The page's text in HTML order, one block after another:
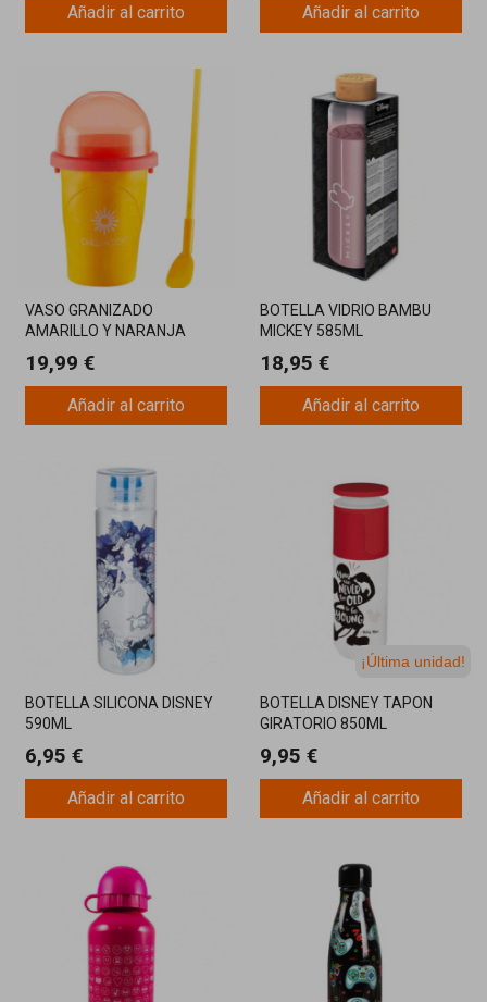
Añadir al carrito Añadir al carrito
VASO GRANIZADO
AMARILLO Y NARANJA
19,99 €
Añadir al carrito
BOTELLA VIDRIO BAMBU
MICKEY 585ML
18,95 €
Añadir al carrito
BOTELLA SILICONA DISNEY
590ML
6,95 €
Añadir al carrito
¡Última unidad!
BOTELLA DISNEY TAPON
GIRATORIO 850ML
9,95 €
Añadir al carrito